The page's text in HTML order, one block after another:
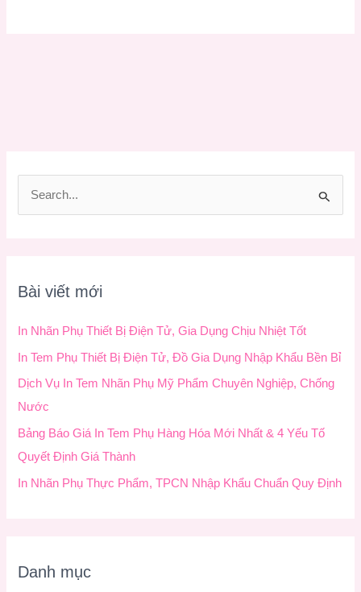
m
:
Bài viết mới
In Nhãn Phụ Thiết Bị Điện Tử, Gia Dụng Chịu Nhiệt Tốt
In Tem Phụ Thiết Bị Điện Tử, Đồ Gia Dụng Nhập Khẩu Bền Bỉ
Dịch Vụ In Tem Nhãn Phụ Mỹ Phẩm Chuyên Nghiệp, Chống
Nước
Bảng Báo Giá In Tem Phụ Hàng Hóa Mới Nhất & 4 Yếu Tố
Quyết Định Giá Thành
In Nhãn Phụ Thực Phẩm, TPCN Nhập Khẩu Chuẩn Quy Định
Danh mục